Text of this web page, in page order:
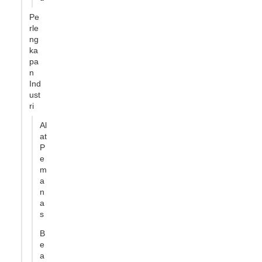
Pe
rle
ng
ka
pa
n
Ind
ust
ri
Al
at
P
e
m
a
n
a
s
B
e
a